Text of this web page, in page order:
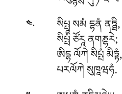
༤. སིཔྤཱ སམཾ དྷནཾ ནཏྠི,
སིཔྤཾ ཙོརཱ ནགཎྷརེ;
ཨིདྷ ལོཀེ སིཔྤཾ མིཏྟཾ,
པརལོཀེ སུཁཱཝཧཾ.